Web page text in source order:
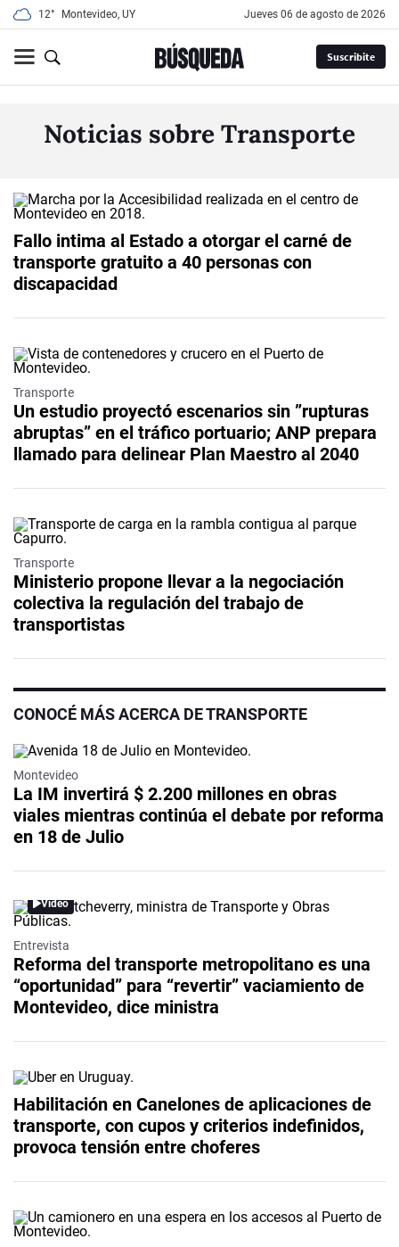
12° Montevideo, UY jueves 06 de agosto de 2026
Suscribite
Noticias sobre Transporte
Fallo intima al Estado a otorgar el carné de
transporte gratuito a 40 personas con
discapacidad
Transporte
Un estudio proyectó escenarios sin ”rupturas
abruptas” en el tráfico portuario; ANP prepara
llamado para delinear Plan Maestro al 2040
Transporte
Ministerio propone llevar a la negociación
colectiva la regulación del trabajo de
transportistas
CONOCÉ MÁS ACERCA DE TRANSPORTE
Montevideo
La IM invertirá $ 2.200 millones en obras
viales mientras continúa el debate por reforma
en 18 de Julio
Video
Entrevista
Reforma del transporte metropolitano es una
“oportunidad” para “revertir” vaciamiento de
Montevideo, dice ministra
Habilitación en Canelones de aplicaciones de
transporte, con cupos y criterios indefinidos,
provoca tensión entre choferes